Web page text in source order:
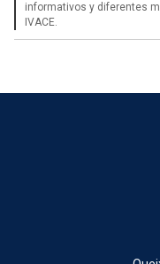
informativos y diferentes
IVACE.